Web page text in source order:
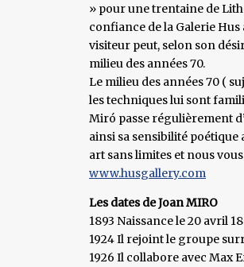
» pour une trentaine de
confiance de la Galerie
visiteur peut, selon son
milieu des années 70.
Le milieu des années 70 (
les techniques lui sont
Miró passe régulièrement
ainsi sa sensibilité
art sans limites et nous
www.husgallery.com
Les dates de Joan MIRO
1893 Naissance le 20 avril
1924 Il rejoint le groupe
1926 Il collabore avec Max